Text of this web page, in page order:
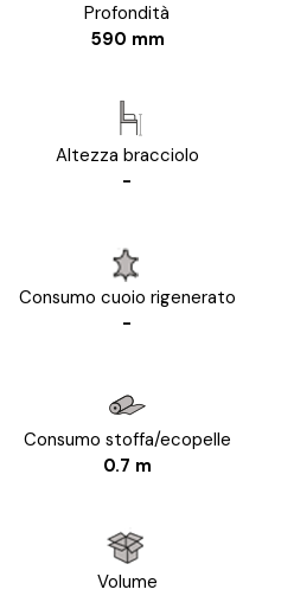
Profondità
590 mm
Altezza bracciolo
-
Consumo cuoio rigenerato
-
Consumo stoffa/ecopelle
0.7 m
Volume